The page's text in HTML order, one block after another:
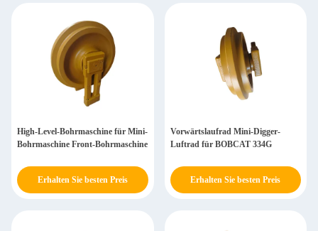
High-Level-Bohrmaschine für Mini-
Bohrmaschine Front-Bohrmaschine
Erhalten Sie besten Preis
Vorwärtslaufrad Mini-Digger-
Luftrad für BOBCAT 334G
Erhalten Sie besten Preis